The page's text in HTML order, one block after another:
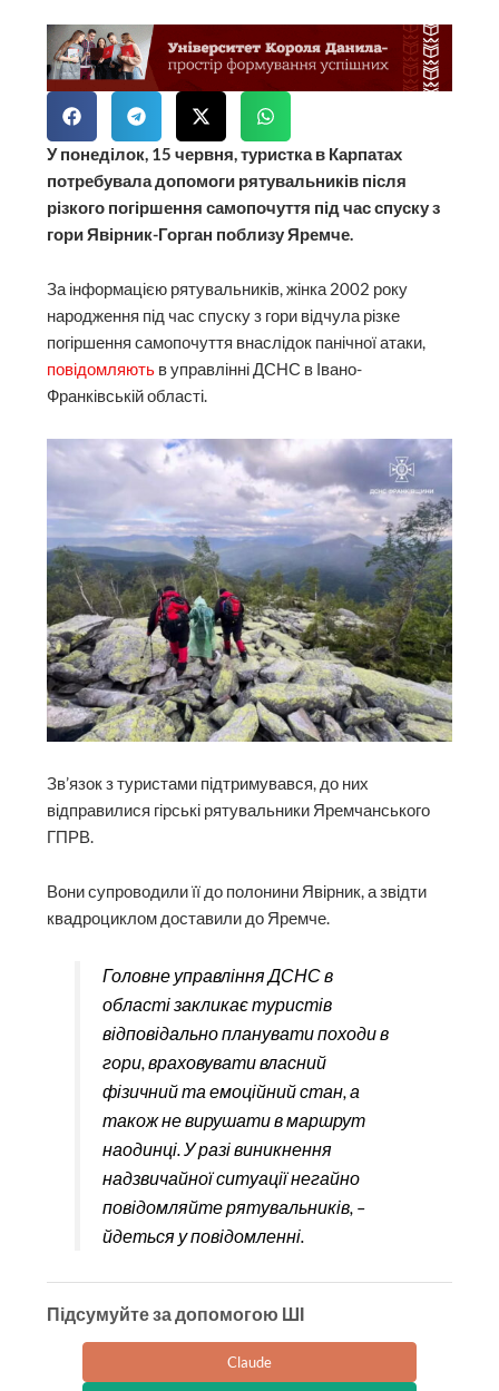
У понеділок, 15 червня, туристка в Карпатах
потребувала допомоги рятувальників після
різкого погіршення самопочуття під час спуску з
гори Явірник-Горган поблизу Яремче.
За інформацією рятувальників, жінка 2002 року
народження під час спуску з гори відчула різке
погіршення самопочуття внаслідок панічної атаки,
повідомляють в управлінні ДСНС в Івано-
Франківській області.
Зв’язок з туристами підтримувався, до них
відправилися гірські рятувальники Яремчанського
ГПРВ.
Вони супроводили її до полонини Явірник, а звідти
квадроциклом доставили до Яремче.
Головне управління ДСНС в
області закликає туристів
відповідально планувати походи в
гори, враховувати власний
фізичний та емоційний стан, а
також не вирушати в маршрут
наодинці. У разі виникнення
надзвичайної ситуації негайно
повідомляйте рятувальників, –
йдеться у повідомленні.
Підсумуйте за допомогою ШІ
Claude